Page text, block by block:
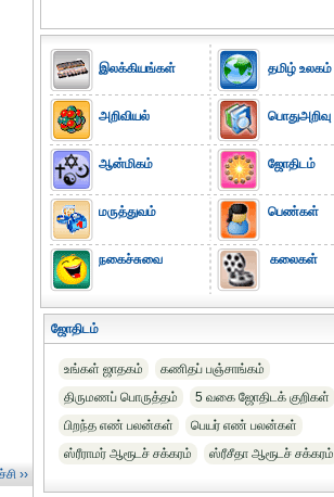
››
இலக்கியங்கள்
அறிவியல்
ஆன்மிகம்
மருத்துவம்
நகைச்சுவை
தமிழ் உலகம்
பொதுஅறிவு
ஜோதிடம்
பெண்கள்
கலைகள்
ஜோதிடம்
உங்கள் ஜாதகம்
கணிதப் பஞ்சாங்கம்
திருமணப் பொருத்தம்
5 வகை ஜோதிடக் குறிகள்
பிறந்த எண் பலன்கள்
பெயர் எண் பலன்கள்
ஸ்ரீராமர் ஆரூடச் சக்கரம்
ஸ்ரீசீதா ஆரூடச் சக்கரம்